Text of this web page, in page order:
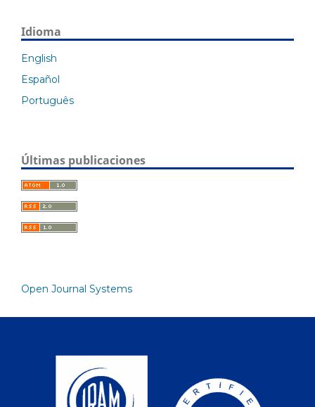
Idioma
English
Español
Português
Últimas publicaciones
Open Journal Systems